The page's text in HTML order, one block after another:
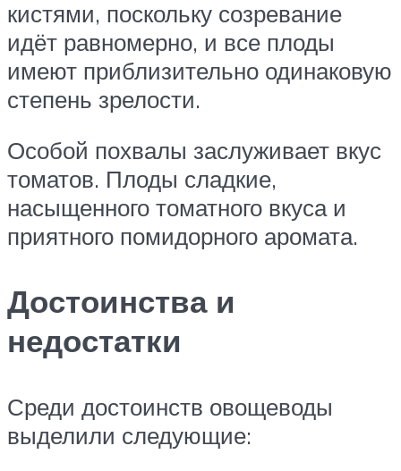
кистями, поскольку созревание
идёт равномерно, и все плоды
имеют приблизительно одинаковую
степень зрелости.
Особой похвалы заслуживает вкус
томатов. Плоды сладкие,
насыщенного томатного вкуса и
приятного помидорного аромата.
Достоинства и
недостатки
Среди достоинств овощеводы
выделили следующие: